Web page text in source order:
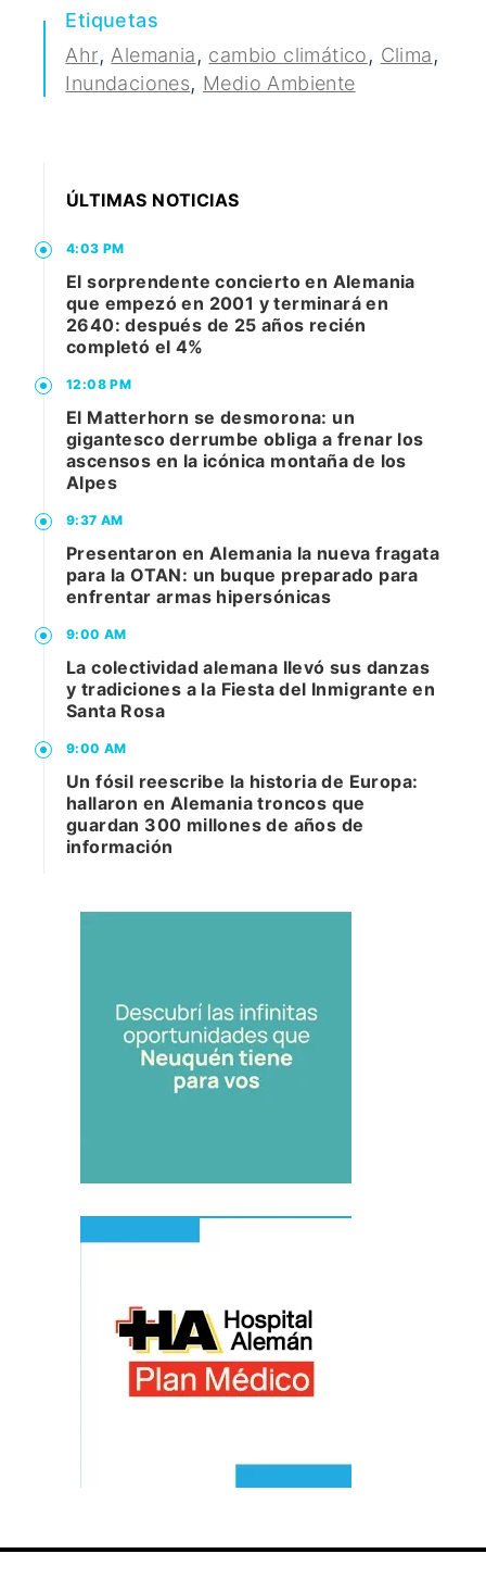
Etiquetas
Ahr,Alemania, cambio climático, Clima,
Inundaciones, Medio Ambiente
ÚLTIMAS NOTICIAS
4:03 PM
El sorprendente concierto en Alemania
que empezó en 2001 y terminará en
2640: después de 25 años recién
completó el 4%
12:08 PM
El Matterhorn se desmorona: un
gigantesco derrumbe obliga a frenar los
ascensos en la icónica montaña de los
Alpes
9:37 AM
Presentaron en Alemania la nueva fragata
para la OTAN: un buque preparado para
enfrentar armas hipersónicas
9:00 AM
La colectividad alemana llevó sus danzas
y tradiciones a la Fiesta del Inmigrante en
Santa Rosa
9:00 AM
Un fósil reescribe la historia de Europa:
hallaron en Alemania troncos que
guardan 300 millones de años de
información